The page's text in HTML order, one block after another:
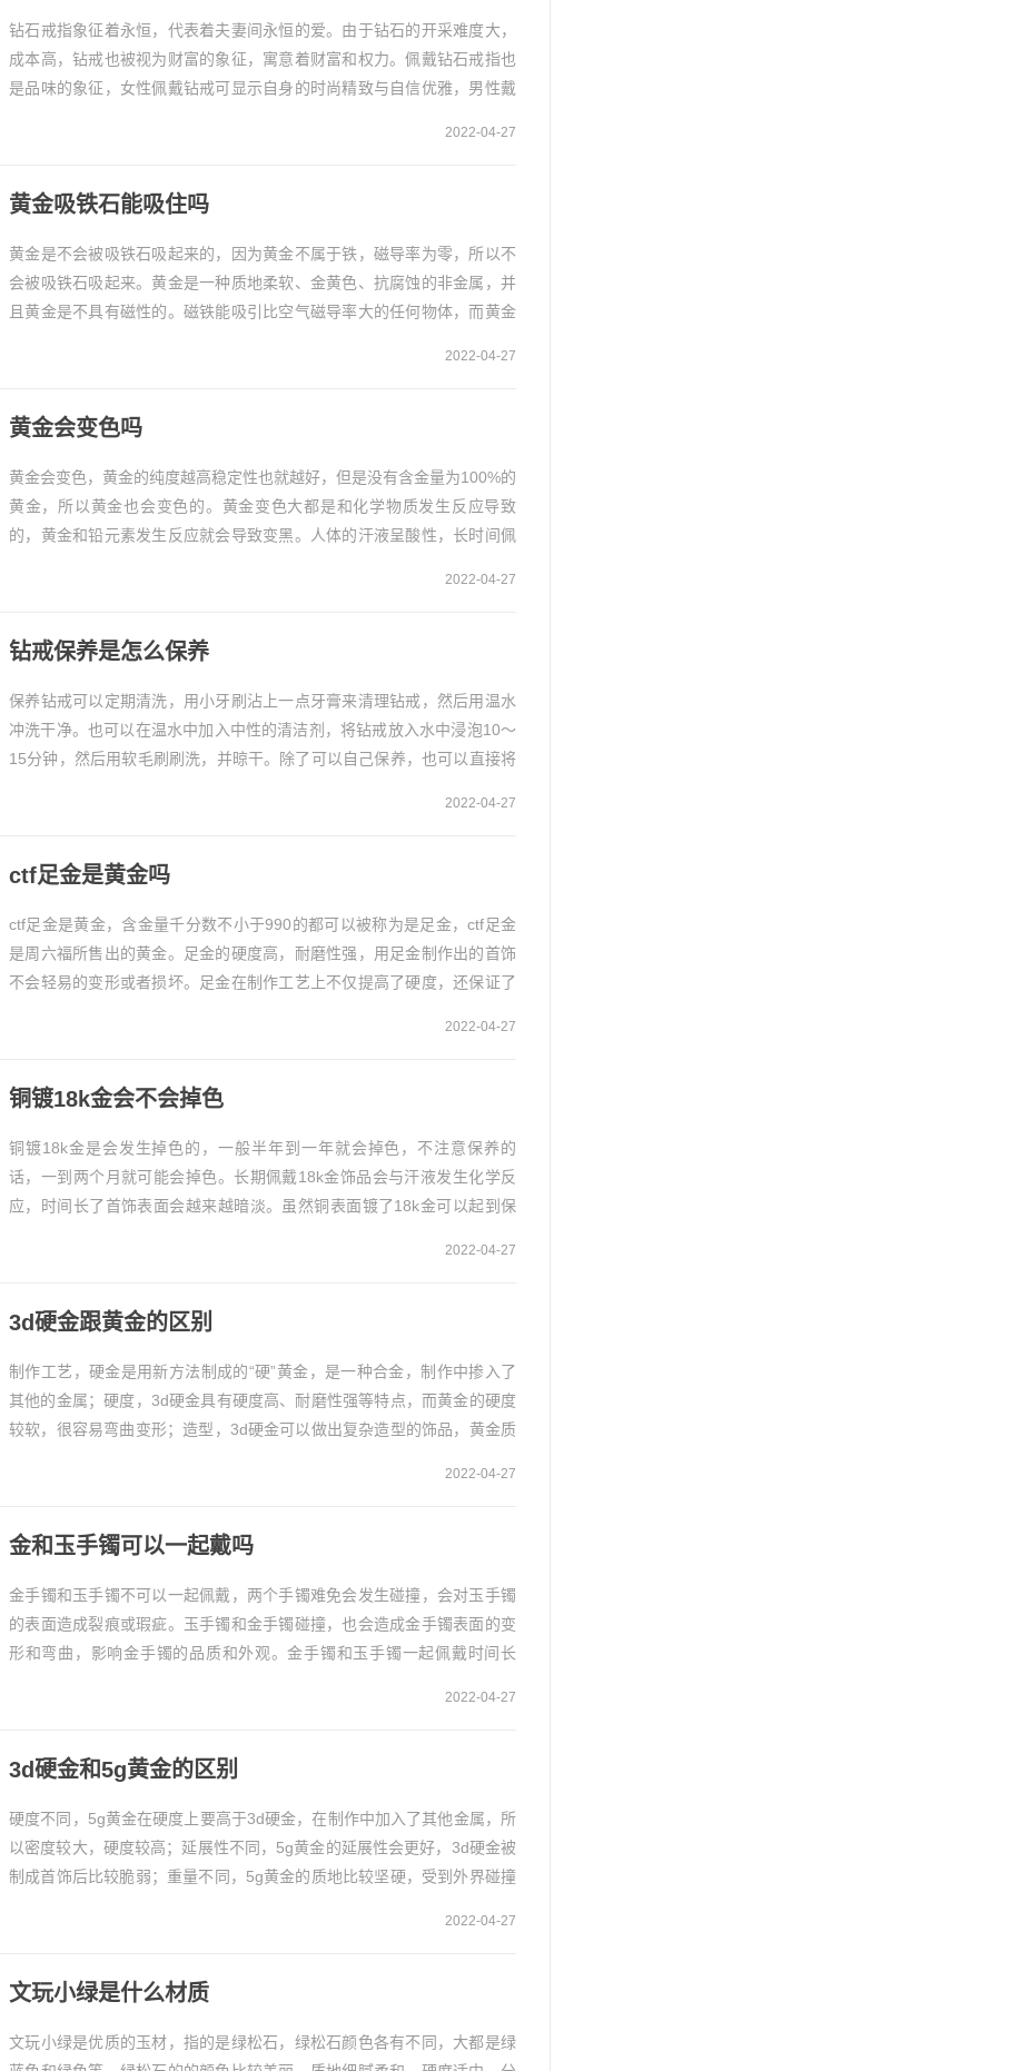
钻石戒指象征着永恒，代表着夫妻间永恒的爱。由于钻石的开采难度大，
成本高，钻戒也被视为财富的象征，寓意着财富和权力。佩戴钻石戒指也
是品味的象征，女性佩戴钻戒可显示自身的时尚精致与自信优雅，男性戴
2022-04-27
黄金吸铁石能吸住吗
黄金是不会被吸铁石吸起来的，因为黄金不属于铁，磁导率为零，所以不
会被吸铁石吸起来。黄金是一种质地柔软、金黄色、抗腐蚀的非金属，并
且黄金是不具有磁性的。磁铁能吸引比空气磁导率大的任何物体，而黄金
2022-04-27
黄金会变色吗
黄金会变色，黄金的纯度越高稳定性也就越好，但是没有含金量为100%的
黄金，所以黄金也会变色的。黄金变色大都是和化学物质发生反应导致
的，黄金和铅元素发生反应就会导致变黑。人体的汗液呈酸性，长时间佩
2022-04-27
钻戒保养是怎么保养
保养钻戒可以定期清洗，用小牙刷沾上一点牙膏来清理钻戒，然后用温水
冲洗干净。也可以在温水中加入中性的清洁剂，将钻戒放入水中浸泡10～
15分钟，然后用软毛刷刷洗，并晾干。除了可以自己保养，也可以直接将
2022-04-27
ctf足金是黄金吗
ctf足金是黄金，含金量千分数不小于990的都可以被称为是足金，ctf足金
是周六福所售出的黄金。足金的硬度高，耐磨性强，用足金制作出的首饰
不会轻易的变形或者损坏。足金在制作工艺上不仅提高了硬度，还保证了
2022-04-27
铜镀18k金会不会掉色
铜镀18k金是会发生掉色的，一般半年到一年就会掉色，不注意保养的
话，一到两个月就可能会掉色。长期佩戴18k金饰品会与汗液发生化学反
应，时间长了首饰表面会越来越暗淡。虽然铜表面镀了18k金可以起到保
2022-04-27
3d硬金跟黄金的区别
制作工艺，硬金是用新方法制成的“硬”黄金，是一种合金，制作中掺入了
其他的金属；硬度，3d硬金具有硬度高、耐磨性强等特点，而黄金的硬度
较软，很容易弯曲变形；造型，3d硬金可以做出复杂造型的饰品，黄金质
2022-04-27
金和玉手镯可以一起戴吗
金手镯和玉手镯不可以一起佩戴，两个手镯难免会发生碰撞，会对玉手镯
的表面造成裂痕或瑕疵。玉手镯和金手镯碰撞，也会造成金手镯表面的变
形和弯曲，影响金手镯的品质和外观。金手镯和玉手镯一起佩戴时间长
2022-04-27
3d硬金和5g黄金的区别
硬度不同，5g黄金在硬度上要高于3d硬金，在制作中加入了其他金属，所
以密度较大，硬度较高；延展性不同，5g黄金的延展性会更好，3d硬金被
制成首饰后比较脆弱；重量不同，5g黄金的质地比较坚硬，受到外界碰撞
2022-04-27
文玩小绿是什么材质
文玩小绿是优质的玉材，指的是绿松石，绿松石颜色各有不同，大都是绿